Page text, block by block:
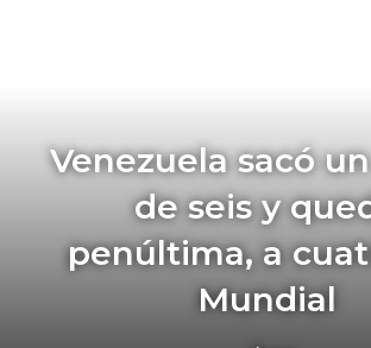
Venezuela sacó
de seis y
penúltima, a
Mundial